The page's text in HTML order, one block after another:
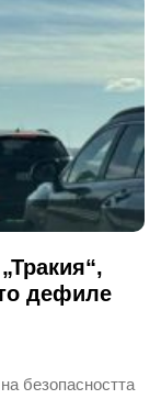
дефиле
безопасността